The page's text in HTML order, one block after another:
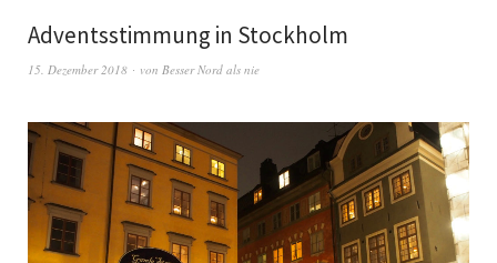
Adventsstimmung in Stockholm
15. Dezember 2018 von Besser Nord als nie